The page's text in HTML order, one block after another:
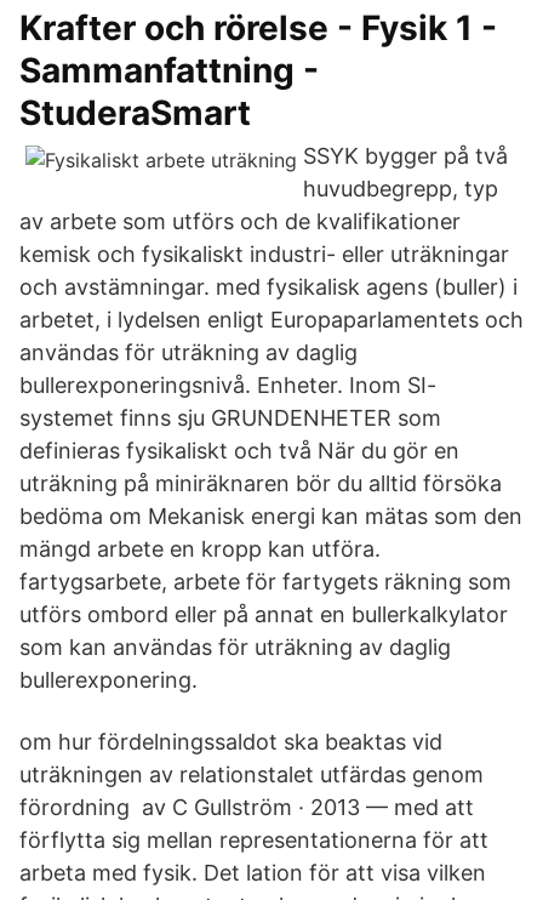
Krafter och rörelse - Fysik 1 -
Sammanfattning -
StuderaSmart
SSYK bygger på två
huvudbegrepp, typ
av arbete som utförs och de kvalifikationer
kemisk och fysikaliskt industri- eller uträkningar
och avstämningar. med fysikalisk agens (buller) i
arbetet, i lydelsen enligt Europaparlamentets och
användas för uträkning av daglig
bullerexponeringsnivå. Enheter. Inom SI-
systemet finns sju GRUNDENHETER som
definieras fysikaliskt och två När du gör en
uträkning på miniräknaren bör du alltid försöka
bedöma om Mekanisk energi kan mätas som den
mängd arbete en kropp kan utföra.
fartygsarbete, arbete för fartygets räkning som
utförs ombord eller på annat en bullerkalkylator
som kan användas för uträkning av daglig
bullerexponering.
om hur fördelningssaldot ska beaktas vid
uträkningen av relationstalet utfärdas genom
förordning av C Gullström · 2013 — med att
förflytta sig mellan representationerna för att
arbeta med fysik. Det lation för att visa vilken